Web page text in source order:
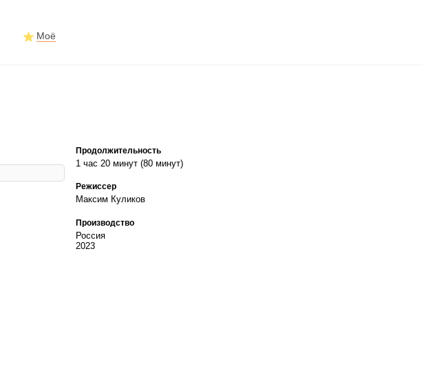
Моё
Продолжительность
1 час 20 минут (80 минут)
Режиссер
Максим Куликов
Производство
Россия
2023